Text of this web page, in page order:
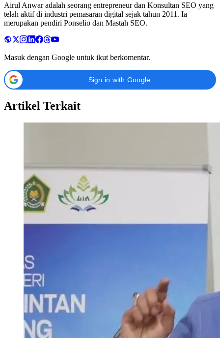
Airul Anwar adalah seorang entrepreneur dan Konsultan SEO yang
telah aktif di industri pemasaran digital sejak tahun 2011. Ia
merupakan pendiri Ponselio dan Mastah SEO.
Masuk dengan Google untuk ikut berkomentar.
Sign in with Google
Artikel Terkait